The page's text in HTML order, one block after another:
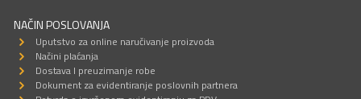
NAČIN POSLOVANJA
Uputstvo za online naručivanje proizvoda
Načini plaćanja
Dostava I preuzimanje robe
Dokument za evidentiranje poslovnih partnera